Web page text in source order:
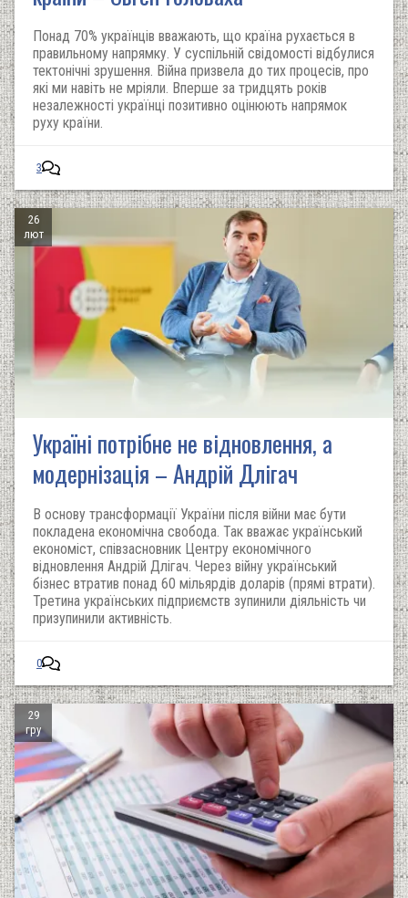
Понад 70% українців вважають, що країна рухається в
правильному напрямку. У суспільній свідомості відбулися
тектонічні зрушення. Війна призвела до тих процесів, про
які ми навіть не мріяли. Вперше за тридцять років
незалежності українці позитивно оцінюють напрямок
руху країни.
3
26
лют
Україні потрібне не відновлення, а
модернізація – Андрій Длігач
В основу трансформації України після війни має бути
покладена економічна свобода. Так вважає український
економіст, співзасновник Центру економічного
відновлення Андрій Длігач. Через війну український
бізнес втратив понад 60 мільярдів доларів (прямі втрати).
Третина українських підприємств зупинили діяльність чи
призупинили активність.
0
29
гру